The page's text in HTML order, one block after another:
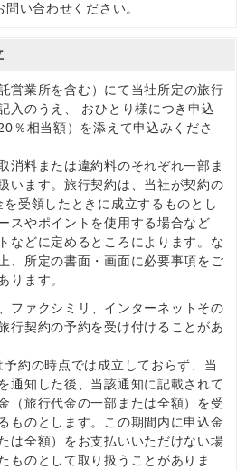
い合わせください。
営業所を含む）にて当社所定の旅行
入のうえ、 おひとり様につき申込
％相当額）を添えて申込みくださ
消料または違約料のそれぞれ一部ま
います。旅行契約は、当社が契約の
受領したときに成立するものとし
スやポイントを使用する場合など
などに定めるところによります。な
、所定の書面・画面に必要事項をご
ります。
ファクシミリ、インターネットその
行契約の予約を受け付けることがあ
予約の時点では成立しておらず、当
通知した後、当該通知に記載されて
（旅行代金の一部または全額）を受
ものとします。この期間内に申込金
は全額）をお支払いいただけない場
ものとして取り扱うことがありま